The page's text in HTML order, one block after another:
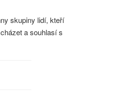
skupiny lidí, kteří
a souhlasí s